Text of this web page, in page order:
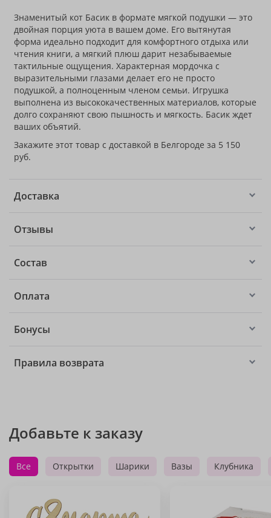
Знаменитый кот Басик в формате мягкой подушки — это
двойная порция уюта в вашем доме. Его вытянутая
форма идеально подходит для комфортного отдыха или
чтения книги, а мягкий плюш дарит незабываемые
тактильные ощущения. Характерная мордочка с
выразительными глазами делает его не просто
подушкой, а полноценным членом семьи. Игрушка
выполнена из высококачественных материалов, которые
долго сохраняют свою пышность и мягкость. Басик ждет
ваших объятий.
Закажите этот товар с доставкой в Белгороде за 5 150
руб.
Доставка
Отзывы
Состав
Оплата
Бонусы
Правила возврата
Добавьте к заказу
Все Открытки Шарики Вазы Клубника